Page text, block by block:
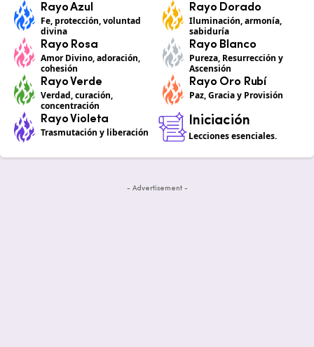
Rayo Azul
Fe, protección, voluntad
divina
Rayo Dorado
Iluminación, armonía,
sabiduría
Rayo Rosa
Amor Divino, adoración,
cohesión
Rayo Blanco
Pureza, Resurrección y
Ascensión
Rayo Verde
Verdad, curación,
concentración
Rayo Oro Rubí
Paz, Gracia y Provisión
Rayo Violeta
Trasmutación y liberación
Iniciación
Lecciones esenciales.
- Advertisement -